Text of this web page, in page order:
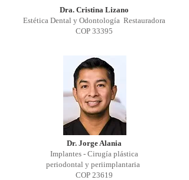
Dra. Cristina Lizano
Estética Dental y Odontología Restauradora
COP 33395
Dr. Jorge Alania
Implantes - Cirugía plástica
periodontal y periimplantaria
COP 23619